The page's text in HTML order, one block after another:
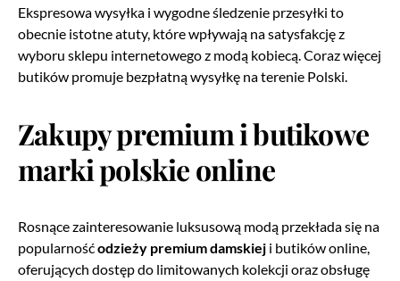
Ekspresowa wysyłka i wygodne śledzenie przesyłki to
obecnie istotne atuty, które wpływają na satysfakcję z
wyboru sklepu internetowego z modą kobiecą. Coraz więcej
butików promuje bezpłatną wysyłkę na terenie Polski.
Zakupy premium i butikowe
marki polskie online
Rosnące zainteresowanie luksusową modą przekłada się na
popularnośćodzieży premium damskiej i butików online,
oferujących dostęp do limitowanych kolekcji oraz obsługę